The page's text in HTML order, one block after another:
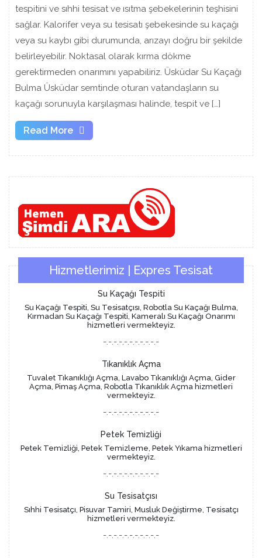
tespitini ve sıhhi tesisat ve ısıtma şebekelerinin teşhisini
sağlar. Kalorifer veya su tesisatı şebekesinde su kaçağı
veya su kaybı gibi durumunda, arızayı doğru bir şekilde
belirleyebilir. Noktasal olarak kırma dökme
gerektirmeden onarımını yapabiliriz. Üsküdar Su Kaçağı
Bulma Üsküdar semtinde oturan vatandaşların su
kaçağı sorunuyla karşılaşması halinde, tespit ve […]
Read More
Hizmetlerimiz | Expres Tesisat
Su Kaçağı Tespiti
Su Kaçağı Tespiti, Su Tesisatçısı, Robotla Su Kaçağı Bulma,
Kırmadan Su Kaçağı Tespiti, Kameralı Su Kaçağı Onarımı
hizmetleri vermekteyiz.
-.-.-.-.-.-.-.-.-.-.-
Tıkanıklık Açma
Tuvalet Tıkanıklığı Açma, Lavabo Tıkanıklığı Açma, Gider
Açma, Pimaş Açma, Robotla Tıkanıklık Açma hizmetleri
vermekteyiz.
-.-.-.-.-.-.-.-.-.-.-
Petek Temizliği
Petek Temizliği, Petek Temizleme, Petek Yıkama hizmetleri
vermekteyiz.
-.-.-.-.-.-.-.-.-.-.-
Su Tesisatçısı
Sıhhi Tesisatçı, Pisuvar Tamiri, Musluk Değiştirme, Tesisatçı
hizmetleri vermekteyiz.
-.-.-.-.-.-.-.-.-.-.-